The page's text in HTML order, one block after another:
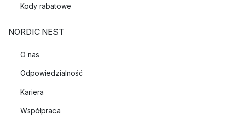
Kody rabatowe
NORDIC NEST
O nas
Odpowiedzialność
Kariera
Współpraca